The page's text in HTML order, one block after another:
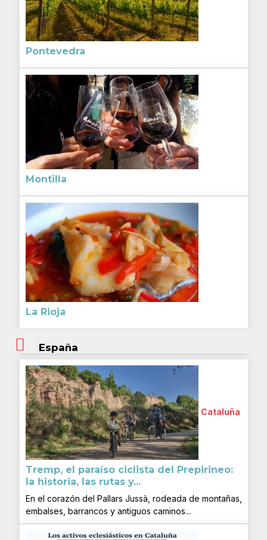
Pontevedra
Montilla
La Rioja
España
Cataluña
Tremp, el paraíso ciclista del Prepirineo:
la historia, las rutas y...
En el corazón del Pallars Jussà, rodeada de montañas,
embalses, barrancos y antiguos caminos...